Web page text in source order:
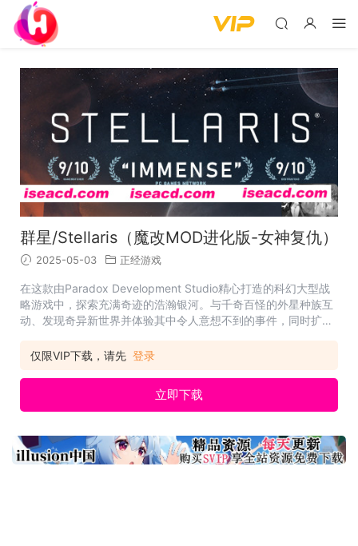
群星/Stellaris（魔改MOD进化版-女神复仇）
2025-05-03 正经游戏
在这款由Paradox Development Studio精心打造的科幻大型战
略游戏中，探索充满奇迹的浩瀚银河。与千奇百怪的外星种族互
动、发现奇异新世界并体验其中令人意想不到的事件，同时扩大
性。 名称: Stellaris 类型: 模拟, 策略 开发商: Paradox
仅限VIP下载，请先 登录
立即下载